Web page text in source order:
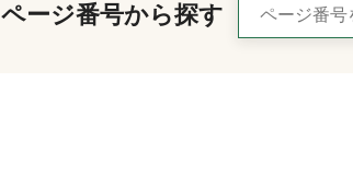
ページ番号から探す